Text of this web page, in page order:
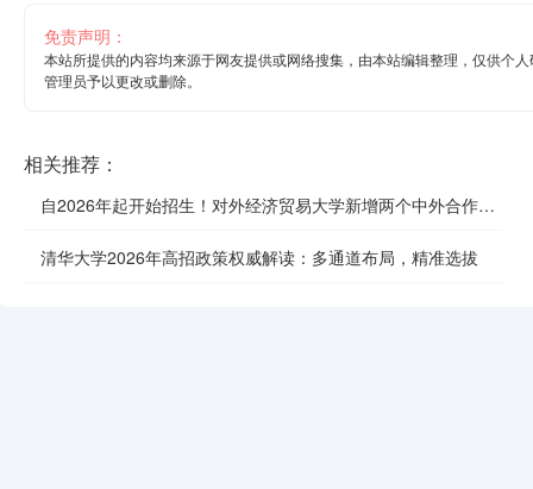
免责声明：
本站所提供的内容均来源于网友提供或网络搜集，由本站编辑整理，仅供个
管理员予以更改或删除。
相关推荐：
自2026年起开始招生！对外经济贸易大学新增两个中外合作办
学项目
清华大学2026年高招政策权威解读：多通道布局，精准选拔